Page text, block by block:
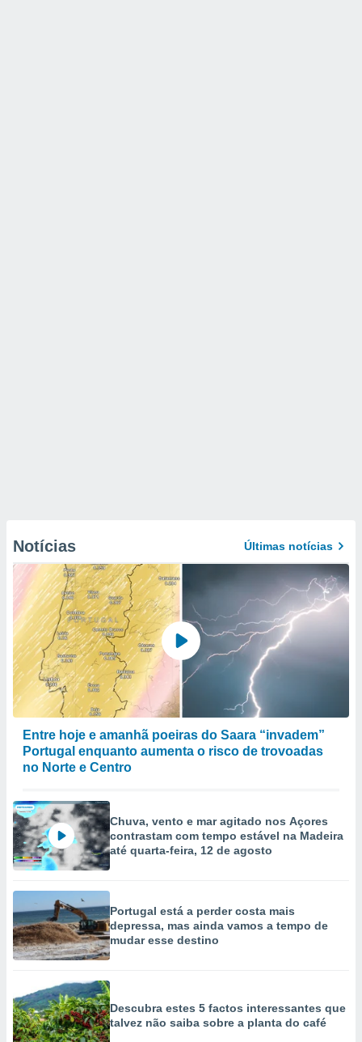
Notícias Últimas notícias
Entre hoje e amanhã poeiras do Saara “invadem”
Portugal enquanto aumenta o risco de trovoadas
no Norte e Centro
Chuva, vento e mar agitado nos Açores
contrastam com tempo estável na Madeira
até quarta-feira, 12 de agosto
Portugal está a perder costa mais
depressa, mas ainda vamos a tempo de
mudar esse destino
Descubra estes 5 factos interessantes que
talvez não saiba sobre a planta do café